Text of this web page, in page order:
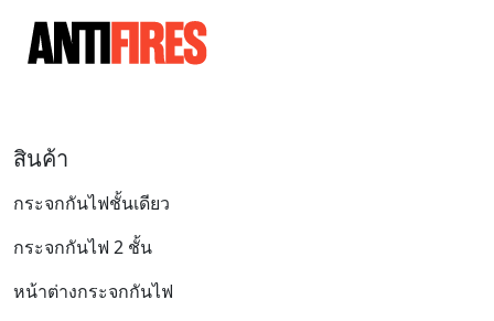
สินค้า
กระจกกันไฟชั้นเดียว
กระจกกันไฟ 2 ชั้น
หน้าต่างกระจกกันไฟ